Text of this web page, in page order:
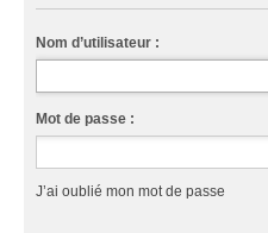
Nom d’utilisateur :
Mot de passe :
J’ai oublié mon mot de passe